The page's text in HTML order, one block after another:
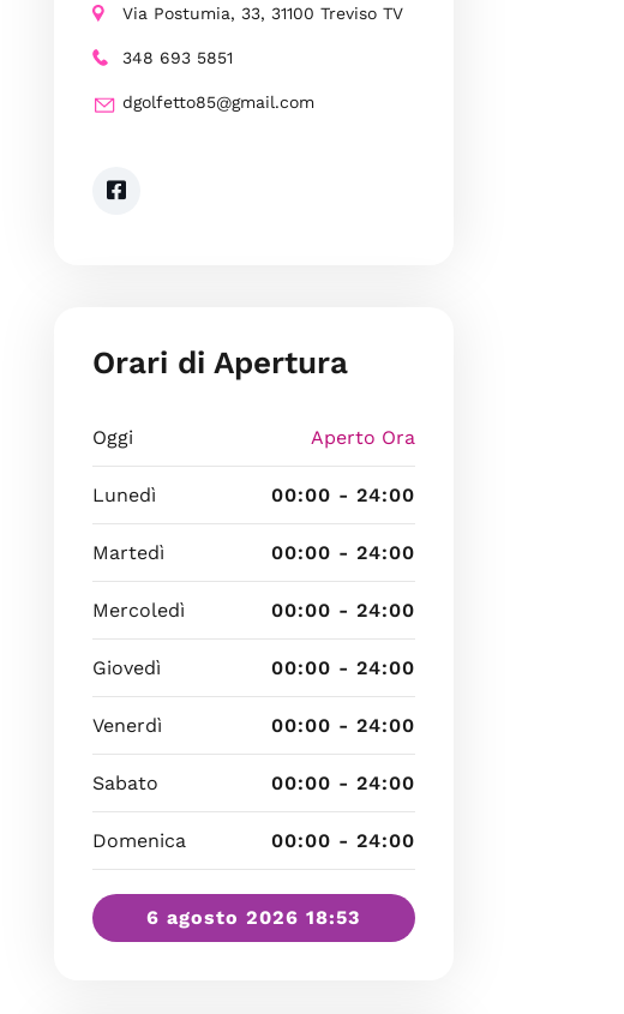
Via Postumia, 33, 31100 Treviso TV
348 693 5851
dgolfetto85@gmail.com
Orari di Apertura
Oggi Aperto Ora
Lunedì 00:00 - 24:00
Martedì 00:00 - 24:00
Mercoledì 00:00 - 24:00
Giovedì 00:00 - 24:00
Venerdì 00:00 - 24:00
Sabato 00:00 - 24:00
Domenica 00:00 - 24:00
6 agosto 2026 18:53